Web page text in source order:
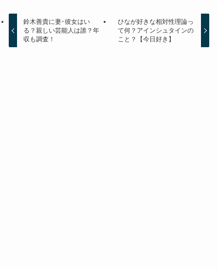
鈴木善貴に妻･彼女はい
る？親しい芸能人は誰？年
収も調査！
ひなが好きな相対性理論っ
て何？アインシュタインの
こと？【今日好き】